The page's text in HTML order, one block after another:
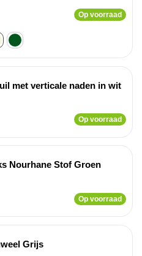
Op voorraad
met verticale naden in wit
Op voorraad
Nourhane Stof Groen
Op voorraad
Grijs